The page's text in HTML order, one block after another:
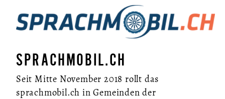
SPRACHMOBIL.CH
Seit Mitte November 2018 rollt das
sprachmobil.ch in Gemeinden der